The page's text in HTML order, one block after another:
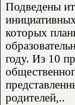
Подведены
которых
году. Из 10
родителей,..